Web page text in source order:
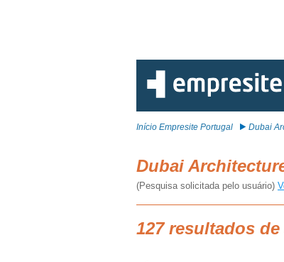
Início Empresite Portugal Dubai
Dubai
(Pesquisa solicitada pelo usuário)
127 resultados